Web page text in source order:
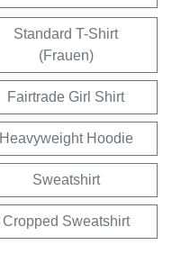
Standard T-Shirt
(Frauen)
Fairtrade Girl Shirt
Heavyweight Hoodie
Sweatshirt
Cropped Sweatshirt